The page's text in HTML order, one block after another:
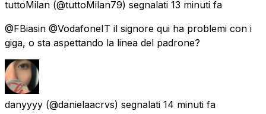
tuttoMilan (@tuttoMilan79) segnalati 13 minuti fa
@FBiasin @VodafoneIT il signore qui ha problemi con i
giga, o sta aspettando la linea del padrone?
danyyyy (@danielaacrvs) segnalati 14 minuti fa